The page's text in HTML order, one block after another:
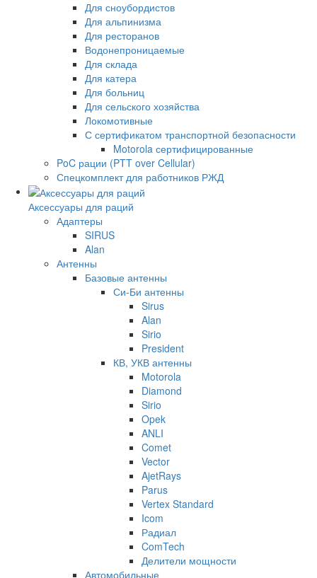
Для сноубордистов
Для альпинизма
Для ресторанов
Водонепроницаемые
Для склада
Для катера
Для больниц
Для сельского хозяйства
Локомотивные
С сертификатом транспортной безопасности
Motorola сертифицированные
PoC рации (PTT over Cellular)
Спецкомплект для работников РЖД
Аксессуары для раций
Адаптеры
SIRUS
Alan
Антенны
Базовые антенны
Си-Би антенны
Sirus
Alan
Sirio
President
КВ, УКВ антенны
Motorola
Diamond
Sirio
Opek
ANLI
Comet
Vector
AjetRays
Parus
Vertex Standard
Icom
Радиал
ComTech
Делители мощности
Автомобильные